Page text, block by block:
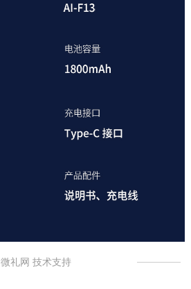
微礼网 技术支持